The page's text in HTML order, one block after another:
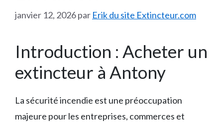
janvier 12, 2026par Erik du site Extincteur.com
Introduction : Acheter un
extincteur à Antony
La sécurité incendie est une préoccupation
majeure pour les entreprises, commerces et